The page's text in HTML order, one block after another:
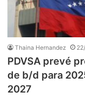
Thaina Hernandez
PDVSA prevé
de b/d para
2027